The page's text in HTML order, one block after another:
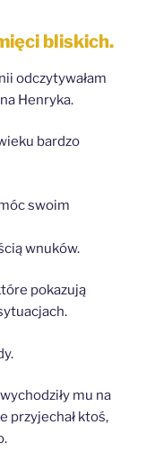
bliskich.
odczytywałam
Henryka.
bardzo
swoim
wnuków.
pokazują
mu na
przyjechał ktoś,